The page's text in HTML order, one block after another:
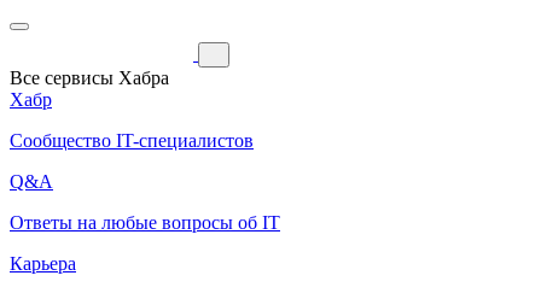
Все сервисы Хабра
Хабр
Сообщество IT-специалистов
Q&A
Ответы на любые вопросы об IT
Карьера